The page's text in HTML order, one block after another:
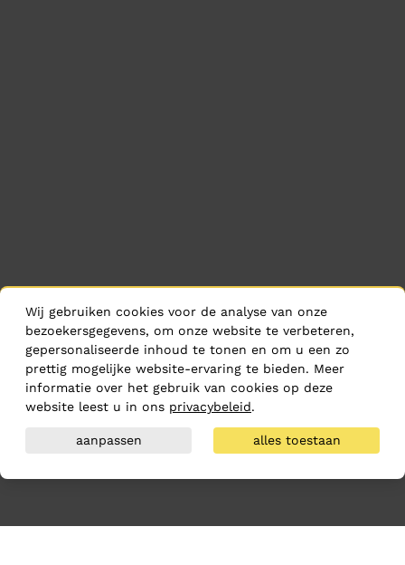
Wij gebruiken cookies voor de analyse van onze
bezoekersgegevens, om onze website te verbeteren,
gepersonaliseerde inhoud te tonen en om u een zo
prettig mogelijke website-ervaring te bieden. Meer
informatie over het gebruik van cookies op deze
website leest u in ons privacybeleid.
aanpassen alles toestaan